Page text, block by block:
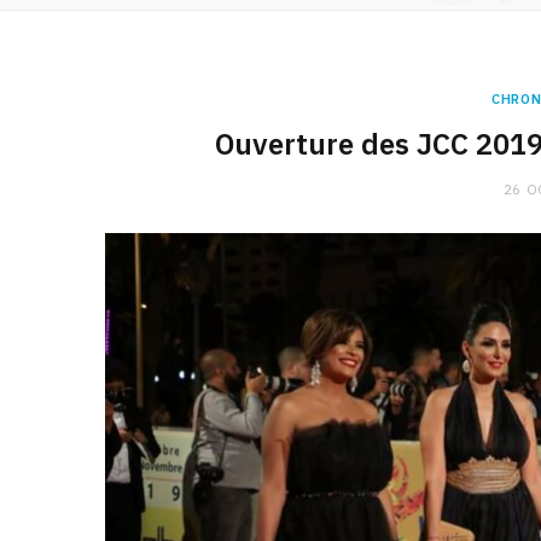
Ouverture des JCC
26